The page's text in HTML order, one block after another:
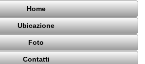
Home
Ubicazione
Foto
Contatti